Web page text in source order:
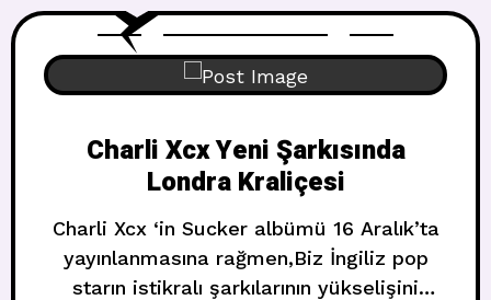
albümü görebileceğimiz anlamına geliyor.
Charli Xcx Yeni Şarkısında
Londra Kraliçesi
Charli Xcx ‘in Sucker albümü 16 Aralık’ta
yayınlanmasına rağmen,Biz İngiliz pop
starın istikralı şarkılarının yükselişini